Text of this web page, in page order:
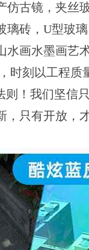
古镜，夹丝
砖，U型玻
画水墨画艺
时刻以工程质
则！我们坚信
，只有开放，